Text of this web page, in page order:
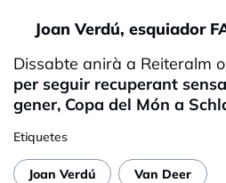
Joan Verdú, esquiador
Dissabte anirà a Reiteralm
per seguir recuperant
gener, Copa del Món a
Etiquetes
Joan Verdú Van Deer